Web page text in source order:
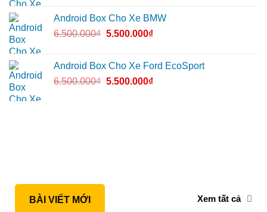
Android Box Cho Xe BMW
6.500.000₫ 5.500.000₫
Android Box Cho Xe Ford EcoSport
6.500.000₫ 5.500.000₫
BÀI VIẾT MỚI Xem tất cả